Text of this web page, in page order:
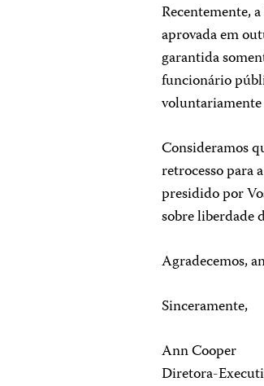
Recentemente,
aprovada em
garantida
funcionário
voluntariamente
Consideramos
retrocesso para
presidido por
sobre liberdade
Agradecemos,
Sinceramente,
Ann Cooper
Diretora-